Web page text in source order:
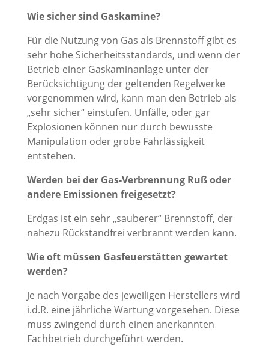
Wie sicher sind Gaskamine?
Für die Nutzung von Gas als Brennstoff gibt es
sehr hohe Sicherheitsstandards, und wenn der
Betrieb einer Gaskaminanlage unter der
Berücksichtigung der geltenden Regelwerke
vorgenommen wird, kann man den Betrieb als
„sehr sicher“ einstufen. Unfälle, oder gar
Explosionen können nur durch bewusste
Manipulation oder grobe Fahrlässigkeit
entstehen.
Werden bei der Gas-Verbrennung Ruß oder
andere Emissionen freigesetzt?
Erdgas ist ein sehr „sauberer“ Brennstoff, der
nahezu Rückstandfrei verbrannt werden kann.
Wie oft müssen Gasfeuerstätten gewartet
werden?
Je nach Vorgabe des jeweiligen Herstellers wird
i.d.R. eine jährliche Wartung vorgesehen. Diese
muss zwingend durch einen anerkannten
Fachbetrieb durchgeführt werden.